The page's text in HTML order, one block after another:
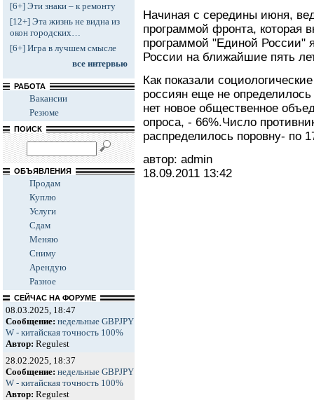
[6+] Эти знаки – к ремонту
[12+] Эта жизнь не видна из
окон городских…
[6+] Игра в лучшем смысле
все интервью
РАБОТА
Вакансии
Резюме
ПОИСК
ОБЪЯВЛЕНИЯ
Продам
Куплю
Услуги
Сдам
Меняю
Сниму
Арендую
Разное
СЕЙЧАС НА ФОРУМЕ
08.03.2025, 18:47
Сообщение: недельные GBPJPY
W - китайская точность 100%
Автор: Regulest
28.02.2025, 18:37
Сообщение: недельные GBPJPY
W - китайская точность 100%
Автор: Regulest
Начиная с середины июня,
программой фронта, которая
программой "Единой России"
России на ближайшие пять
Как показали
россиян еще не
нет новое общественное
опроса, - 66%.Число
распределилось поровну- по
автор: admin
18.09.2011 13:42